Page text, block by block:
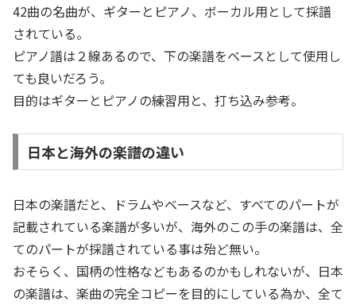
42曲の名曲が、ギターとピアノ、ボーカル用として採譜
されている。
ピアノ譜は２線あるので、下の楽譜をベースとして使用し
ても良いだろう。
目的はギターとピアノの練習用と、打ち込み参考。
日本と海外の楽譜の違い
日本の楽譜だと、ドラムやベースなど、すべてのパートが
記載されている楽譜が多いが、海外のこの手の楽譜は、全
てのパートが採譜されている事は殆ど無い。
おそらく、国柄の性格などもあるのかもしれないが、日本
の楽譜は、楽曲の完全コピーを目的にしている為か、全て